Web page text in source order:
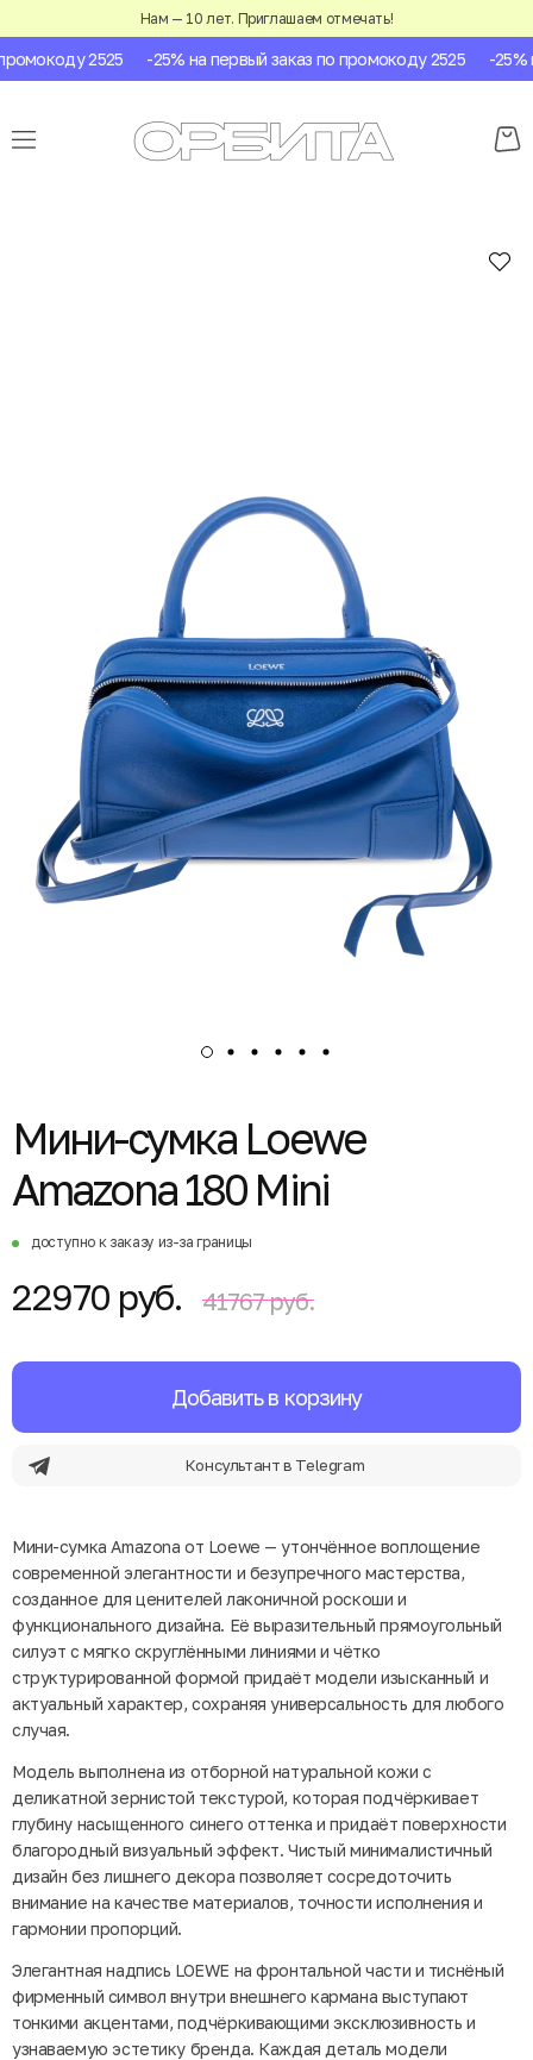
Нам — 10 лет. Приглашаем отмечать!
2525 -25% на первый заказ по промокоду 2525 -25%
Мини-сумка Loewe
Amazona 180 Mini
доступно к заказу из-за границы
22970 руб. 41767 руб.
Добавить в корзину
Консультант в Telegram
Мини-сумка Amazona от Loewe — утончённое воплощение
современной элегантности и безупречного мастерства,
созданное для ценителей лаконичной роскоши и
функционального дизайна. Её выразительный прямоугольный
силуэт с мягко скруглёнными линиями и чётко
структурированной формой придаёт модели изысканный и
актуальный характер, сохраняя универсальность для любого
случая.
Модель выполнена из отборной натуральной кожи с
деликатной зернистой текстурой, которая подчёркивает
глубину насыщенного синего оттенка и придаёт поверхности
благородный визуальный эффект. Чистый минималистичный
дизайн без лишнего декора позволяет сосредоточить
внимание на качестве материалов, точности исполнения и
гармонии пропорций.
Элегантная надпись LOEWE на фронтальной части и тиснёный
фирменный символ внутри внешнего кармана выступают
тонкими акцентами, подчёркивающими эксклюзивность и
узнаваемую эстетику бренда. Каждая деталь модели